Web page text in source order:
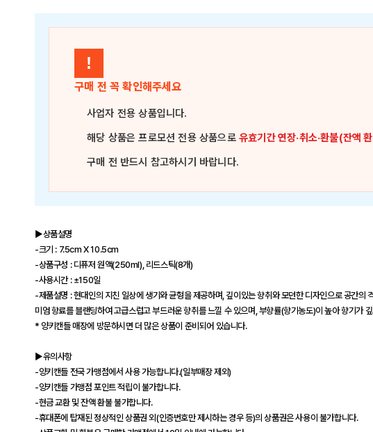
!
구매 전 꼭 확인해주세요
사업자 전용 상품입니다.
해당 상품은프로모션 전용 상품으로유효기간 연장·취소·환불(잔액
구매 전 반드시 참고하시기 바랍니다.
▶상품설명
-크기 : 7.5cm X 10.5cm
-상품구성 : 디퓨저 원액(250ml), 리드스틱(8개)
-사용시간 : ±150일
-제품설명 : 현대인의 지친 일상에 생기와 균형을 제공하며, 깊이있는 향취와 모던한 디자인으로 공간의
미엄 향료를 블랜딩하여 고급스럽고 부드러운 향취를 느낄 수 있으며, 부향률(향기농도)이 높아 향기가
* 양키캔들 매장에 방문하시면 더 많은 상품이 준비되어 있습니다.
▶유의사항
-양키캔들 전국 가맹점에서 사용 가능합니다.(일부매장 제외)
-양키캔들 가맹점 포인트 적립이 불가합니다.
-현금 교환 및 잔액 환불 불가합니다.
-휴대폰에 탑재된 정상적인 상품권 외(인증번호만 제시하는 경우 등)의 상품권은 사용이 불가합니다.